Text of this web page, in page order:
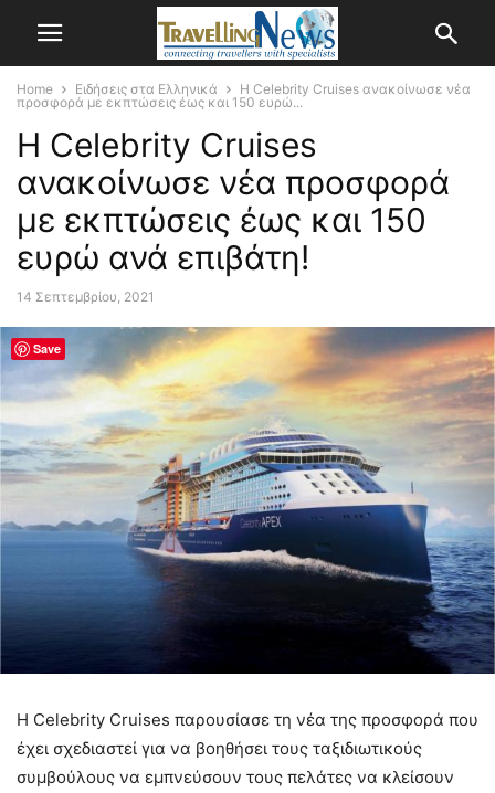
Home Ειδήσεις στα Ελληνικά
Η Celebrity Cruises ανακοίνωσε νέα
προσφορά με εκπτώσεις έως και 150 ευρώ...
Η Celebrity Cruises
ανακοίνωσε νέα προσφορά
με εκπτώσεις έως και 150
ευρώ ανά επιβάτη!
14 Σεπτεμβρίου, 2021
Η Celebrity Cruises παρουσίασε τη νέα της προσφορά που
έχει σχεδιαστεί για να βοηθήσει τους ταξιδιωτικούς
συμβούλους να εμπνεύσουν τους πελάτες να κλείσουν
Save